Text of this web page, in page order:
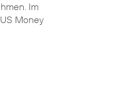
Im
Money